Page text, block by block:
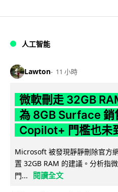
人工智能
Lawton 11 小時
微軟刪走 32GB
為 8GB Surface 銷
Copilot+ 門檻也未
Microsoft 被發現靜靜刪除官方
置 32GB RAM 的建議。分析指
門...
閱讀全文